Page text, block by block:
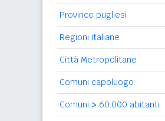
Province pugliesi
Regioni italiane
Città Metropolitane
Comuni capoluogo
Comuni > 60.000 abitanti